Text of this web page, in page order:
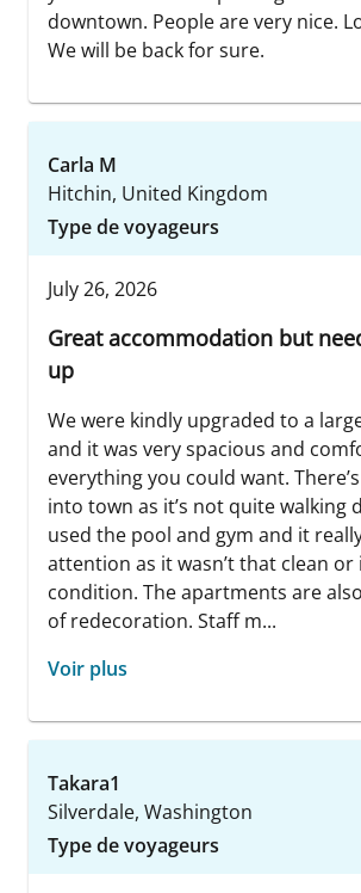
downtown. People are very nice.
We will be back for sure.
Carla M
Hitchin, United Kingdom
Type de voyageurs
July 26, 2026
Great accommodation but
up
We were kindly upgraded to a
and it was very spacious and
everything you could want.
into town as it’s not quite walking
used the pool and gym and it
attention as it wasn’t that clean or
condition. The apartments are
of redecoration. Staff m...
Voir plus
Takara1
Silverdale, Washington
Type de voyageurs